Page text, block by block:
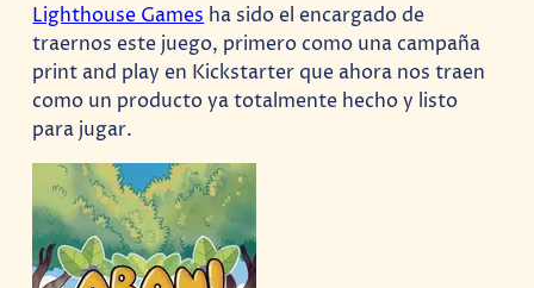
Lighthouse Games ha sido el encargado de
traernos este juego, primero como una campaña
print and play en Kickstarter que ahora nos traen
como un producto ya totalmente hecho y listo
para jugar.